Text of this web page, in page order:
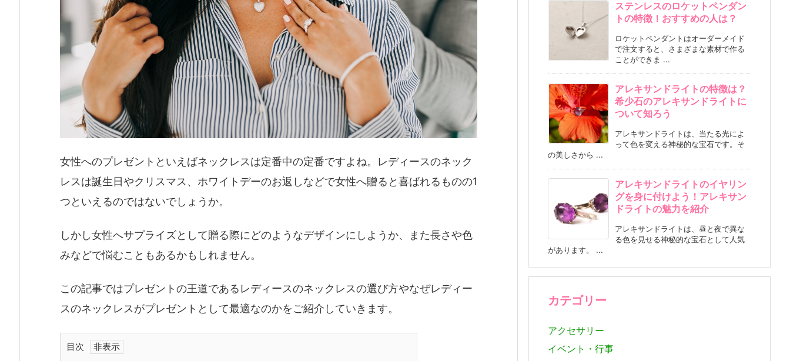
女性へのプレゼントといえばネックレスは定番中の定番ですよね。レディースのネック
レスは誕生日やクリスマス、ホワイトデーのお返しなどで女性へ贈ると喜ばれるものの1
つといえるのではないでしょうか。
しかし女性へサプライズとして贈る際にどのようなデザインにしようか、また長さや色
みなどで悩むこともあるかもしれません。
この記事ではプレゼントの王道であるレディースのネックレスの選び方やなぜレディー
スのネックレスがプレゼントとして最適なのかをご紹介していきます。
目次
ステンレスのロケットペンダン
トの特徴！おすすめの人は？
ロケットペンダントはオーダーメイド
で注文すると、さまざまな素材で作る
ことができま ...
アレキサンドライトの特徴は？
希少石のアレキサンドライトに
ついて知ろう
アレキサンドライトは、当たる光によ
って色を変える神秘的な宝石です。そ
の美しさから ...
アレキサンドライトのイヤリン
グを身に付けよう！アレキサン
ドライトの魅力を紹介
アレキサンドライトは、昼と夜で異な
る色を見せる神秘的な宝石として人気
があります。 ...
カテゴリー
アクセサリー
イベント・行事